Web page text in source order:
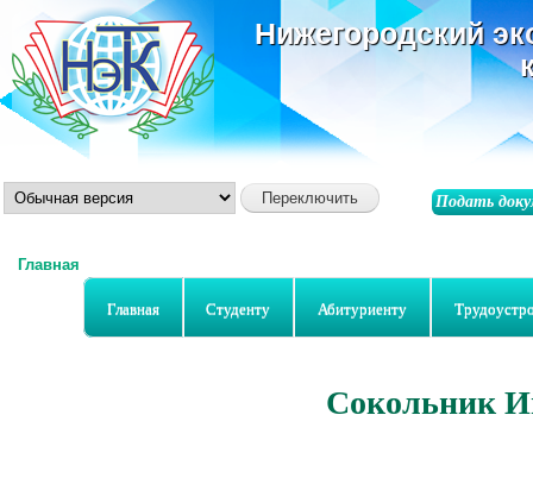
Нижегородский
Подать
Главная
Главная Студенту Абитуриенту
Сокольник